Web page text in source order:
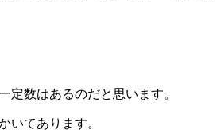
定数はあるのだと思います。
いてあります。